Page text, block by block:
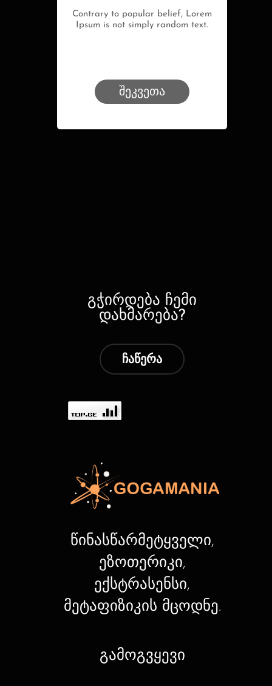
Contrary to popular belief, Lorem
Ipsum is not simply random text.
შეკვეთა
გჭირდება ჩემი
დახმარება?
ჩაწერა
წინასწარმეტყველი,
ეზოთერიკი,
ექსტრასენსი,
მეტაფიზიკის მცოდნე.
გამოგვყევი